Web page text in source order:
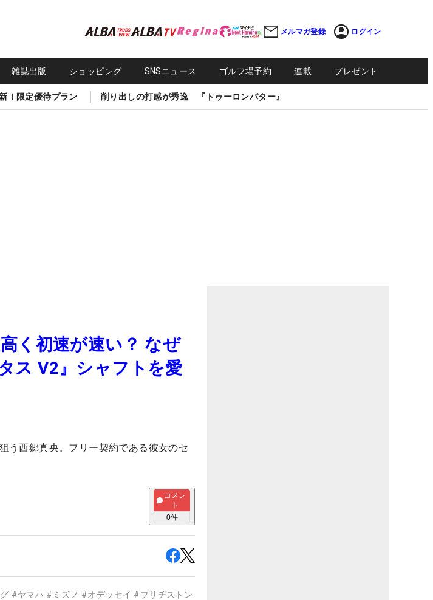
メルマガ登録 ログイン
雑誌出版 ショッピング SNSニュース ゴルフ場予約 連載 プレゼント
！限定優待プラン 削り出しの打感が秀逸 『トゥーロンパター』
く初速が速い？ なぜ
ス V2』シャフトを愛
う西郷真央。フリー契約である彼女のセ
コメン
ト
0件
#ヤマハ # ミズノ #オデッセイ #ブリヂストン